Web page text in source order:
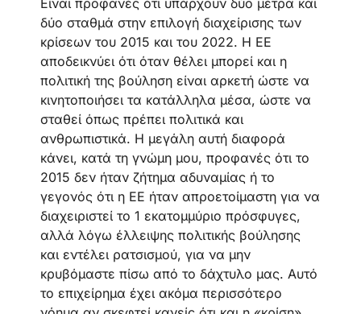
Είναι προφανές ότι υπάρχουν δύο μέτρα και
δύο σταθμά στην επιλογή διαχείρισης των
κρίσεων του 2015 και του 2022. Η ΕΕ
αποδεικνύει ότι όταν θέλει μπορεί και η
πολιτική της βούληση είναι αρκετή ώστε να
κινητοποιήσει τα κατάλληλα μέσα, ώστε να
σταθεί όπως πρέπει πολιτικά και
ανθρωπιστικά. Η μεγάλη αυτή διαφορά
κάνει, κατά τη γνώμη μου, προφανές ότι το
2015 δεν ήταν ζήτημα αδυναμίας ή το
γεγονός ότι η ΕΕ ήταν απροετοίμαστη για να
διαχειριστεί το 1 εκατομμύριο πρόσφυγες,
αλλά λόγω έλλειψης πολιτικής βούλησης
και εντέλει ρατσισμού, για να μην
κρυβόμαστε πίσω από το δάχτυλο μας. Αυτό
το επιχείρημα έχει ακόμα περισσότερο